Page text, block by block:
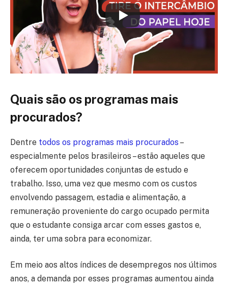
Quais são os programas mais
procurados?
Dentre todos os programas mais procurados –
especialmente pelos brasileiros – estão aqueles que
oferecem oportunidades conjuntas de estudo e
trabalho. Isso, uma vez que mesmo com os custos
envolvendo passagem, estadia e alimentação, a
remuneração proveniente do cargo ocupado permita
que o estudante consiga arcar com esses gastos e,
ainda, ter uma sobra para economizar.
Em meio aos altos índices de desempregos nos últimos
anos, a demanda por esses programas aumentou ainda